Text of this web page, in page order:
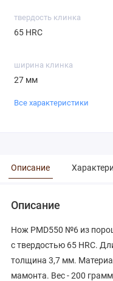
твердость клинка
65 HRC
ширина клинка
27 мм
Все характеристики
Описание
Описание
Нож PMD550 №6 из
с твердостью 65 HRC.
толщина 3,7 мм.
мамонта. Вес - 200